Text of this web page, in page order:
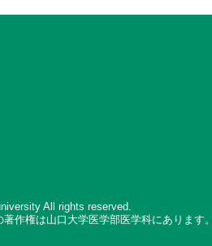
All rights reserved.
作権は山口大学医学部医学科にあります